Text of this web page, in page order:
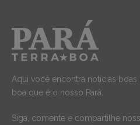
Aqui você encontra notícias boas
boa que é o nosso Pará.
Siga, comente e compartilhe